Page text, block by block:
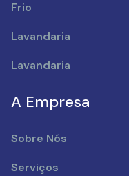
Frio
Lavandaria
Lavandaria
A Empresa
Sobre Nós
Serviços